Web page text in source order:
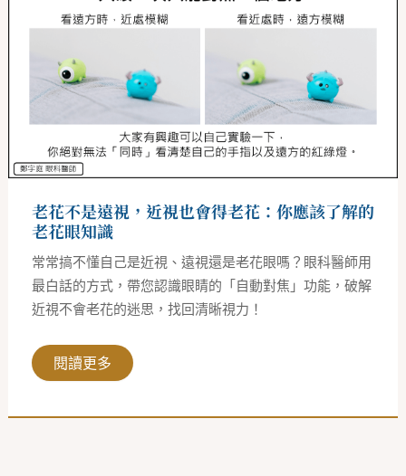
老花不是遠視，近視也會得老花：你應該了解的
老花眼知識
常常搞不懂自己是近視、遠視還是老花眼嗎？眼科醫師用
最白話的方式，帶您認識眼睛的「自動對焦」功能，破解
近視不會老花的迷思，找回清晰視力！
不
是
視，
近
視
也
得
花：
你
應
了
解
的
老
花
眼
知
識
閱讀更多